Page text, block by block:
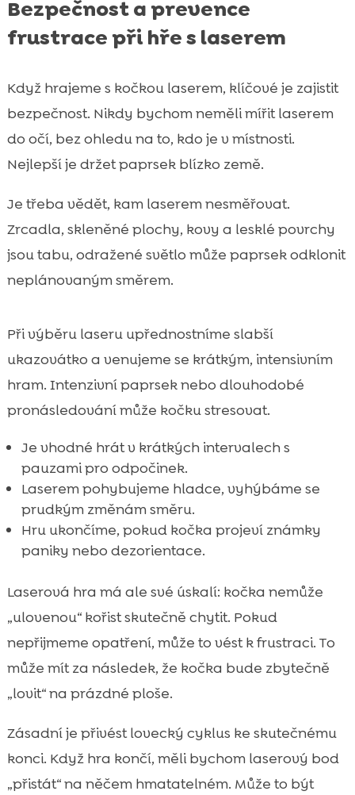
Bezpečnost a prevence
frustrace při hře s laserem
Když hrajeme s kočkou laserem, klíčové je zajistit
bezpečnost. Nikdy bychom neměli mířit laserem
do očí, bez ohledu na to, kdo je v místnosti.
Nejlepší je držet paprsek blízko země.
Je třeba vědět, kam laserem nesměřovat.
Zrcadla, skleněné plochy, kovy a lesklé povrchy
jsou tabu, odražené světlo může paprsek odklonit
neplánovaným směrem.
Při výběru laseru upřednostníme slabší
ukazovátko a venujeme se krátkým, intensivním
hram. Intenzivní paprsek nebo dlouhodobé
pronásledování může kočku stresovat.
Je vhodné hrát v krátkých intervalech s
pauzami pro odpočinek.
Laserem pohybujeme hladce, vyhýbáme se
prudkým změnám směru.
Hru ukončíme, pokud kočka projeví známky
paniky nebo dezorientace.
Laserová hra má ale své úskalí: kočka nemůže
„ulovenou“ kořist skutečně chytit. Pokud
nepřijmeme opatření, může to vést k frustraci. To
může mít za následek, že kočka bude zbytečně
„lovit“ na prázdné ploše.
Zásadní je přivést lovecký cyklus ke skutečnému
konci. Když hra končí, měli bychom laserový bod
„přistát“ na něčem hmatatelném. Může to být